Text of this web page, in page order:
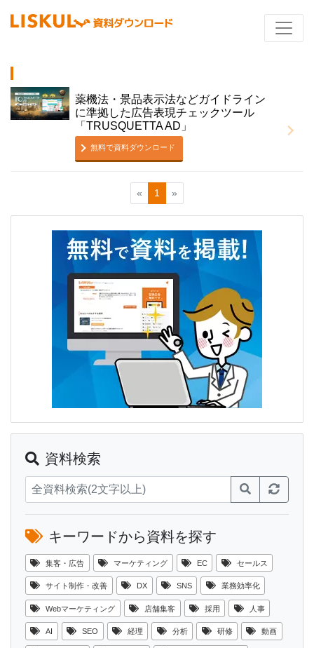
薬機法・景品表示法などガイドライン
に準拠した広告表現チェックツール
「TRUSQUETTA AD」
無料で資料ダウンロード
« 1 »
資料検索
キーワードから資料を探す
集客・広告 マーケティング EC セールス
サイト制作・改善 DX SNS 業務効率化
Webマーケティング 店舗集客 採用 人事
AI SEO 経理 分析 研修 動画